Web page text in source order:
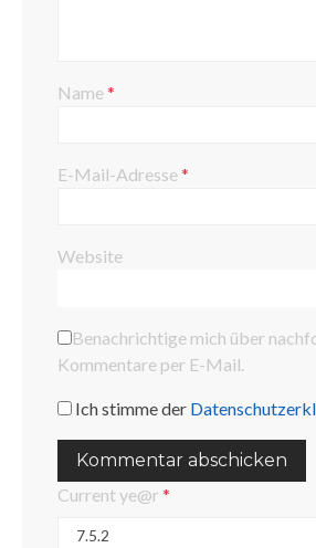
Name*
E-Mail-Adresse*
Website
Benachrichtige mich über
Kommentare per E-Mail.
Ich stimme der
Current ye@r *